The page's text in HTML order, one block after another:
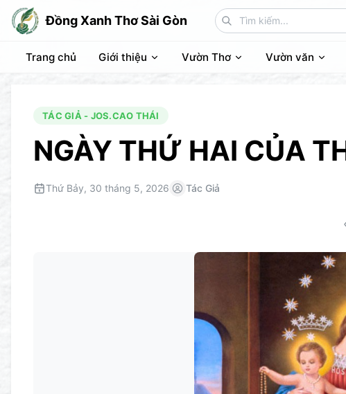
Đồng Xanh Thơ Sài Gòn
Trang chủ Giới thiệu Vườn Thơ Vườn văn
TÁC GIẢ - JOS.CAO THÁI
NGÀY THỨ HAI CỦA
Thứ Bảy, 30 tháng 5, 2026 Tác Giả